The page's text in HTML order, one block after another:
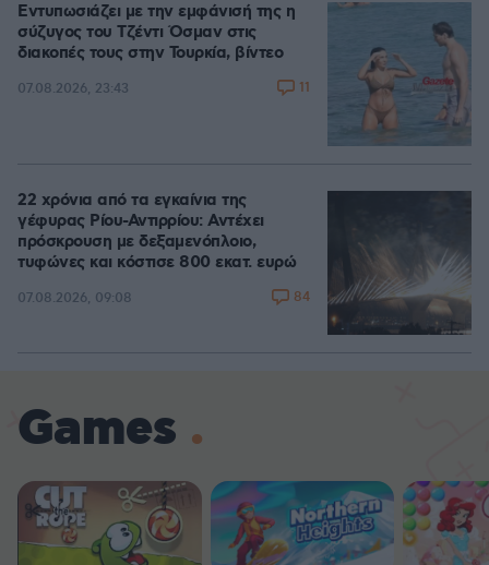
Εντυπωσιάζει με την εμφάνισή της η
σύζυγος του Τζέντι Όσμαν στις
διακοπές τους στην Τουρκία, βίντεο
07.08.2026, 23:43 11
22 χρόνια από τα εγκαίνια της
γέφυρας Ρίου-Αντιρρίου: Αντέχει
πρόσκρουση με δεξαμενόπλοιο,
τυφώνες και κόστισε 800 εκατ. ευρώ
07.08.2026, 09:08 84
Games